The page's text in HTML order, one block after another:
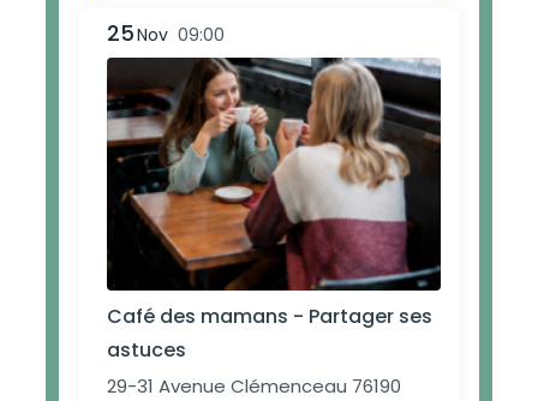
25Nov 09:00
Café des mamans - Partager ses
astuces
29-31 Avenue Clémenceau 76190